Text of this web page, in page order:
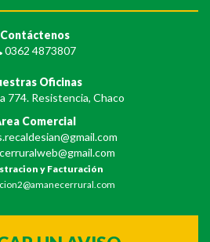
Contáctenos
0362 4873807
Oficinas
774. Resistencia, Chaco
Comercial
y Facturación